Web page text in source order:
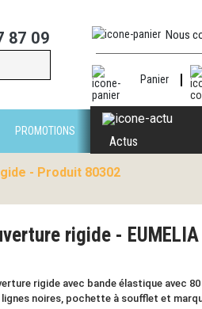
87 09 Nous
Panier
PROMOTIONS
Actus
- Produit 80302
rigide - EUMELIA
rigide avec bande élastique avec
lignes noires, pochette à soufflet et